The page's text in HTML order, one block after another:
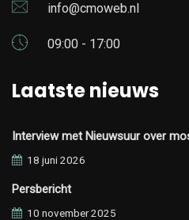
info@cmoweb.nl
09:00 - 17:00
Laatste nieuws
Interview met Nieuwsuur over
18 juni 2026
Persbericht
10 november 2025